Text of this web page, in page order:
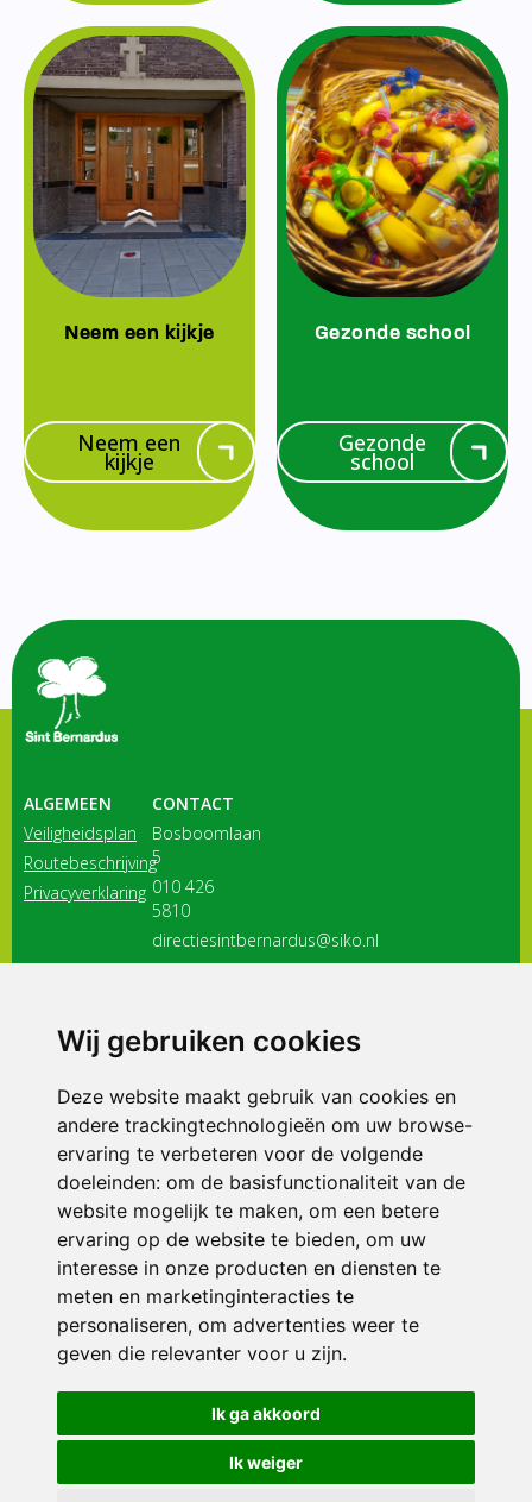
Wij gebruiken cookies
Deze website maakt gebruik van cookies en
andere trackingtechnologieën om uw browse-
ervaring te verbeteren voor de volgende
doeleinden: om de basisfunctionaliteit van de
website mogelijk te maken, om een betere
ervaring op de website te bieden, om uw
interesse in onze producten en diensten te
meten en marketinginteracties te
personaliseren, om advertenties weer te
geven die relevanter voor u zijn.
Ik ga akkoord
Ik weiger
Neem een kijkje
Neem een
kijkje
Gezonde school
Gezonde
school
ALGEMEEN
Veiligheidsplan
Routebeschrijving
Privacyverklaring
CONTACT
Bosboomlaan
5
010 426
5810
directiesintbernardus@siko.nl
3116 JB
ONDERDEEL VAN
© 2026 Sint Bernardus | Alle rechten voorbehouden
Privacy policy|Disclaimer| Klachtenregeling|RSIN en Anbi
voorkeuren
Crealisatie The MindOffice